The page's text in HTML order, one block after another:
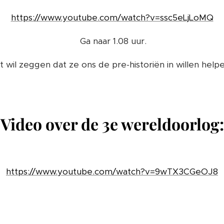
https://www.youtube.com/watch?v=ssc5eLjLoMQ
Ga naar 1.08 uur.
wil zeggen dat ze ons de pre-historiën in willen
Video over de 3e wereldoorlog:
https://www.youtube.com/watch?v=9wTX3CGeOJ8